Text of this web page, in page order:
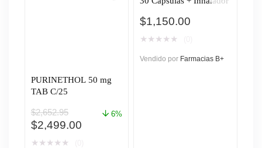
PURINETHOL 50 mg
TAB C/25
$2,652.95
El
precio
$2,499.00El
6%
★ ★ ★ ★ ★
$1,150.00
★ ★ ★ ★ ★
Vendido por Farmacias B+